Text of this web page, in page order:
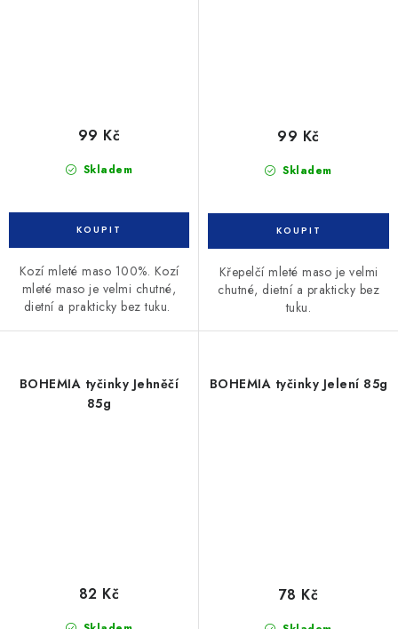
Skladem
99 Kč
Kozí mleté maso 100%. Kozí
mleté maso je velmi chutné,
dietní a prakticky bez tuku.
Skladem
99 Kč
Křepelčí mleté maso je velmi
chutné, dietní a prakticky bez
tuku.
BOHEMIA tyčinky Jehněčí
85g
82 Kč
BOHEMIA tyčinky Jelení 85g
78 Kč